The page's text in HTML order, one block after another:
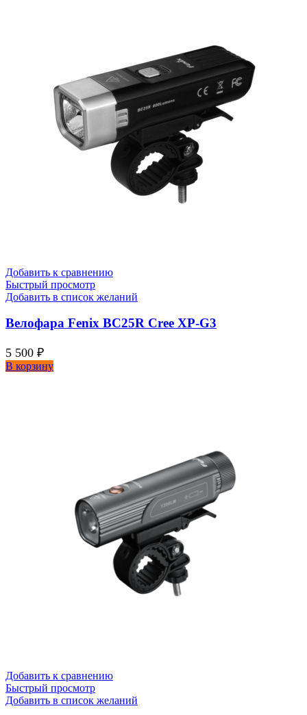
Добавить к сравнению
Быстрый просмотр
Добавить в список желаний
Велофара Fenix BC25R Cree XP-G3
5 500 ₽
В корзину
Добавить к сравнению
Быстрый просмотр
Добавить в список желаний